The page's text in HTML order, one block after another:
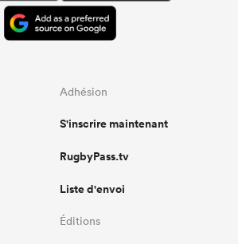
Adhésion
S'inscrire maintenant
RugbyPass.tv
Liste d'envoi
Éditions